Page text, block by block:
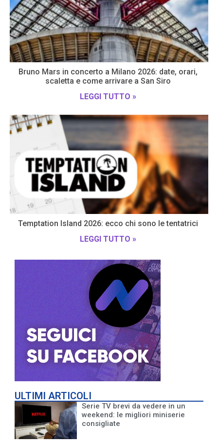
Bruno Mars in concerto a Milano 2026: date, orari,
scaletta e come arrivare a San Siro
LEGGI TUTTO »
Temptation Island 2026: ecco chi sono le tentatrici
LEGGI TUTTO »
ULTIMI ARTICOLI
Serie TV brevi da vedere in un
weekend: le migliori miniserie
consigliate